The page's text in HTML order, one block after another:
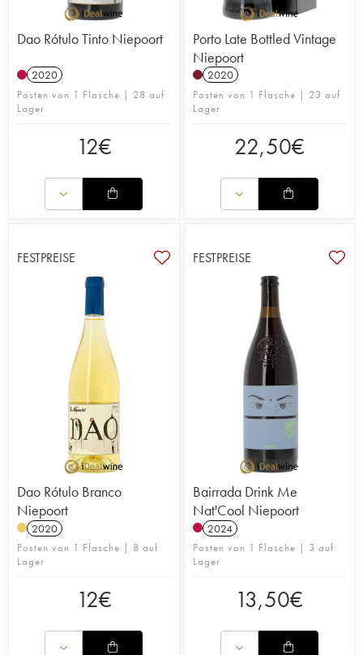
Dao Rótulo Tinto Niepoort
2020
Posten von 1 Flasche | 28 auf
Lager
12€
Porto Late Bottled Vintage
Niepoort
2020
Posten von 1 Flasche | 23 auf
Lager
22,50€
FESTPREISE
Dao Rótulo Branco
Niepoort
2020
Posten von 1 Flasche | 8 auf
Lager
12€
FESTPREISE
Bairrada Drink Me
Nat'Cool Niepoort
2024
Posten von 1 Flasche | 3 auf
Lager
13,50€